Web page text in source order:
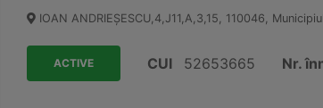
IOAN ANDRIEŞESCU,4,J11,A,3,15, 110046,
ACTIVE CUI 52653665 Nr.